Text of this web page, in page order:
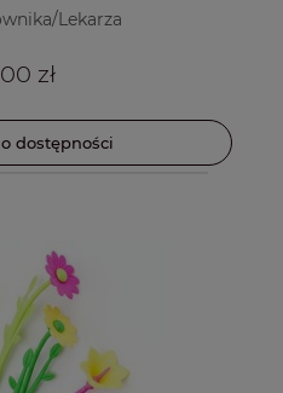
Lekarza
zł
dostępności